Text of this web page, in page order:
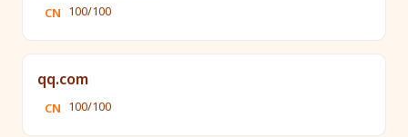
CN 100/100
qq.com
CN 100/100